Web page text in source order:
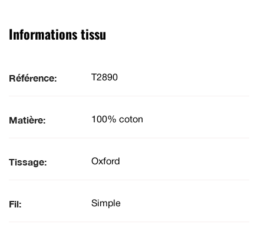
Informations tissu
Référence: T2890
Matière: 100% coton
Tissage: Oxford
Fil: Simple